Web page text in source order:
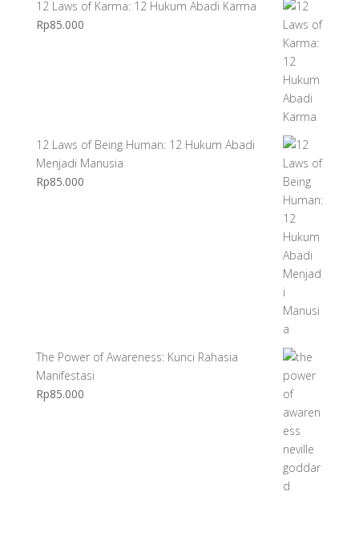
12 Laws of Karma: 12 Hukum Abadi Karma
Rp85.000
12 Laws of Being Human: 12 Hukum Abadi
Menjadi Manusia
Rp85.000
The Power of Awareness: Kunci Rahasia
Manifestasi
Rp85.000